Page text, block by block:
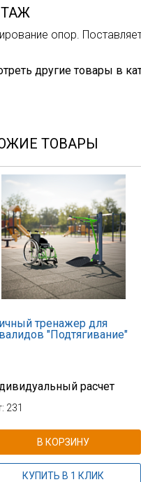
опор.
другие товары в
ТОВАРЫ
тренажер для
"Подтягивание"
расчет
231
В КОРЗИНУ
КУПИТЬ В 1 КЛИК